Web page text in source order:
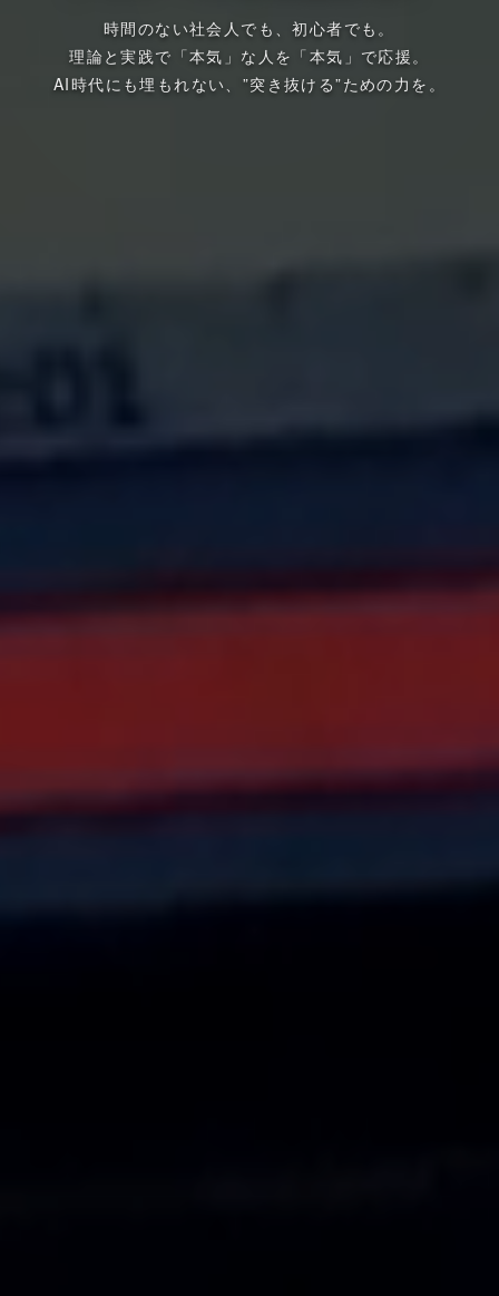
時間のない社会人でも、初心者でも。
理論と実践で「本気」な人を「本気」で応援。
AI時代にも埋もれない、”突き抜ける”ための力を。